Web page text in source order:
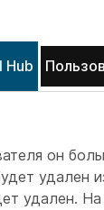
Hub
он
удален
удален.